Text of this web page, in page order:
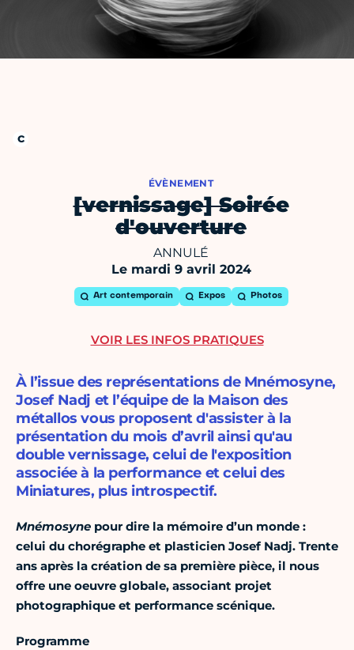
ÉVÈNEMENT
[vernissage] Soirée
d'ouverture
ANNULÉ
Le mardi 9 avril 2024
Art contemporain Expos Photos
À l’issue des représentations de Mnémosyne,
Josef Nadj et l’équipe de la Maison des
métallos vous proposent d'assister à la
présentation du mois d’avril ainsi qu'au
double vernissage, celui de l'exposition
associée à la performance et celui des
Miniatures, plus introspectif.
Mnémosyne pour dire la mémoire d’un monde :
celui du chorégraphe et plasticien Josef Nadj. Trente
ans après la création de sa première pièce, il nous
offre une oeuvre globale, associant projet
photographique et performance scénique.
Programme
VOIR LES INFOS PRATIQUES